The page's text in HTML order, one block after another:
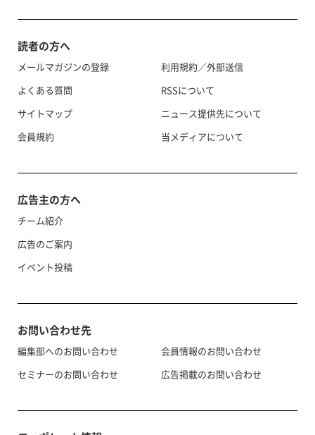
読者の方へ
メールマガジンの登録
よくある質問
サイトマップ
会員規約
利用規約／外部送信
RSSについて
ニュース提供先について
当メディアについて
広告主の方へ
チーム紹介
広告のご案内
イベント投稿
お問い合わせ先
編集部へのお問い合わせ
セミナーのお問い合わせ
会員情報のお問い合わせ
広告掲載のお問い合わせ